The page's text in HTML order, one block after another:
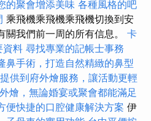
的聚會增添美味 各種風格的吧
乘飛機乘飛機乘飛機切換到安
我們前一周的所有信息。 卡
資料 尋找專業的記帳士事務
鼻手術，打造自然精緻的鼻型
提供到府外燴服務，讓活動更輕
燴，無論婚宴或聚會都能滿足
便快捷的口腔健康解決方案 伊